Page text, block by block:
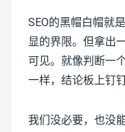
SEO的黑帽白帽就
显的界限。但拿出
可见。就像判断一
一样，结论板上钉
我们没必要，也没